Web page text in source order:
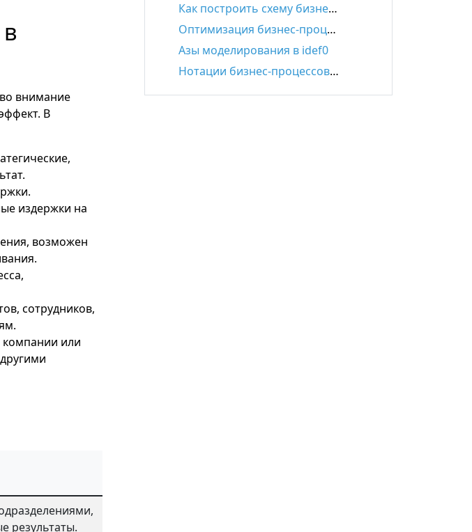
внимание
В
издержки на
возможен
сотрудников,
компании или
результаты.
Как построить схему бизнес-процесса: пошаговая инструкция
Оптимизация бизнес-процессов: основные принципы
Азы моделирования в idef0
Нотации бизнес-процессов IDEF0. EPC. BPMN.